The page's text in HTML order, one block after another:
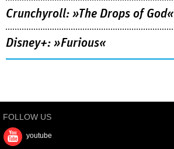
Crunchyroll: »The Drops of God«
Disney+: »Furious«
FOLLOW US
youtube